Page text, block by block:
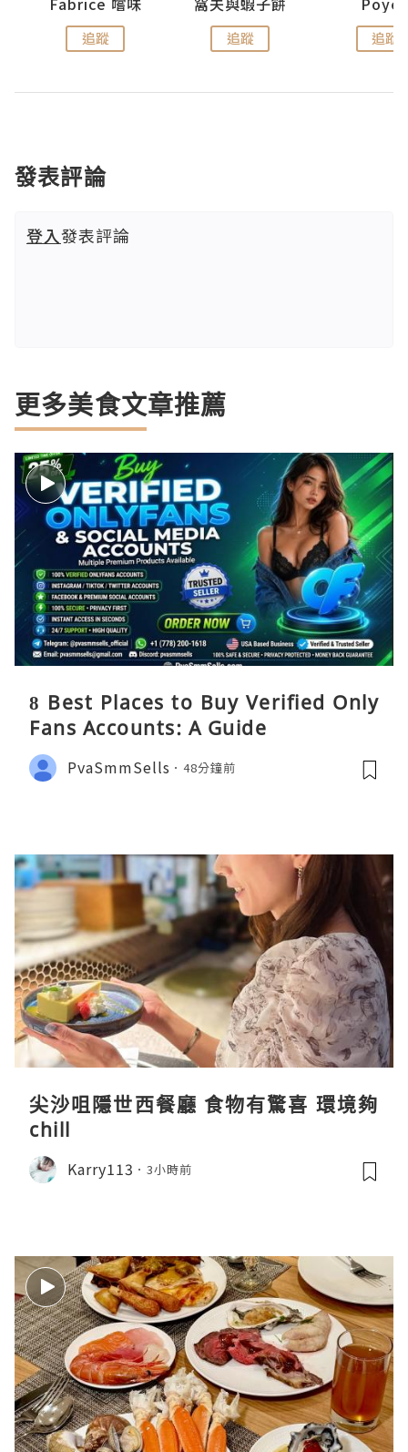
追蹤 追蹤 追蹤
發表評論
登入發表評論
更多美食文章推薦
8 Best Places to Buy Verified Only
Fans Accounts: A Guide
PvaSmmSells 48分鐘前
尖沙咀隱世西餐廳 食物有驚喜 環境夠
chill
Karry113 3小時前